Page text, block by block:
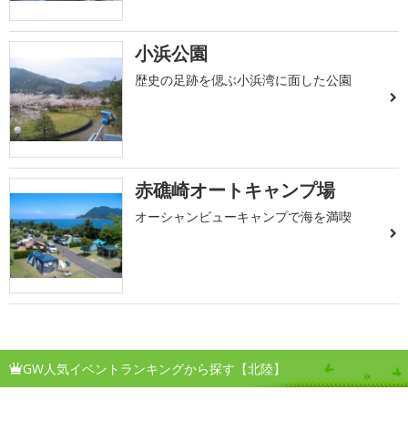
小浜公園
歴史の足跡を偲ぶ小浜湾に面した公園
赤礁崎オートキャンプ場
オーシャンビューキャンプで海を満喫
GW人気イベントランキングから探す【北陸】